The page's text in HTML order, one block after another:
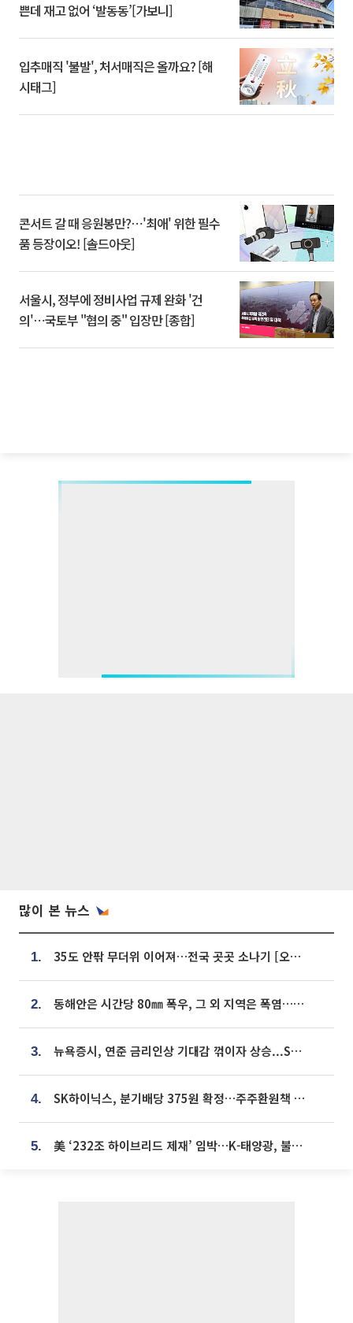
쁜데 재고 없어 ‘발동동’[가보니]
입추매직 '불발', 처서매직은 올까요? [해
시태그]
콘서트 갈 때 응원봉만?⋯'최애' 위한 필수
품 등장이오! [솔드아웃]
서울시, 정부에 정비사업 규제 완화 '건
의'⋯국토부 "협의 중" 입장만 [종합]
많이 본 뉴스
1. 35도 안팎 무더위 이어져…전국 곳곳 소나기 [오늘 날씨]
2. 동해안은 시간당 80㎜ 폭우, 그 외 지역은 폭염…‘극과 극 날씨’
3. 뉴욕증시, 연준 금리인상 기대감 꺾이자 상승...S&P500 사상 최고치 [종합]
4. SK하이닉스, 분기배당 375원 확정…주주환원책 9월로 앞당겨 발표
5. 美 ‘232조 하이브리드 제재’ 임박…K-태양광, 불확실성 털고 날개 다나